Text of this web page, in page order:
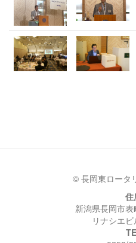
© 長岡東ロータ
住
新潟県長岡市
リナシエ